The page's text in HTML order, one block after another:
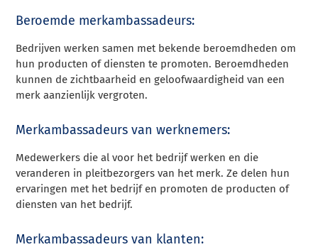
Beroemde merkambassadeurs:
Bedrijven werken samen met bekende beroemdheden om
hun producten of diensten te promoten. Beroemdheden
kunnen de zichtbaarheid en geloofwaardigheid van een
merk aanzienlijk vergroten.
Merkambassadeurs van werknemers:
Medewerkers die al voor het bedrijf werken en die
veranderen in pleitbezorgers van het merk. Ze delen hun
ervaringen met het bedrijf en promoten de producten of
diensten van het bedrijf.
Merkambassadeurs van klanten: